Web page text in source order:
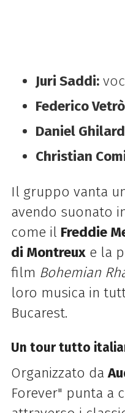
Juri Saddi:
Federico
Daniel
Christian
Il gruppo vanta
avendo suonato
come il Freddie
di Montreuxe la
film Bohemian
loro musica in
Bucarest.
Un tour tutto
Organizzato da
Forever" punta a